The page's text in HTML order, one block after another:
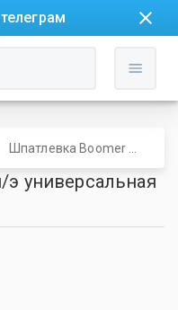
универсальная